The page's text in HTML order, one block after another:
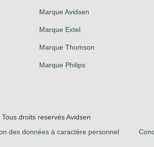
Marque Avidsen
Marque Extel
Marque Thomson
Marque Philips
droits reservés Avidsen
des données à caractère personnel